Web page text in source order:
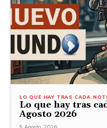
LO QUE HAY TRAS CADA
Lo que hay tras
Agosto 2026